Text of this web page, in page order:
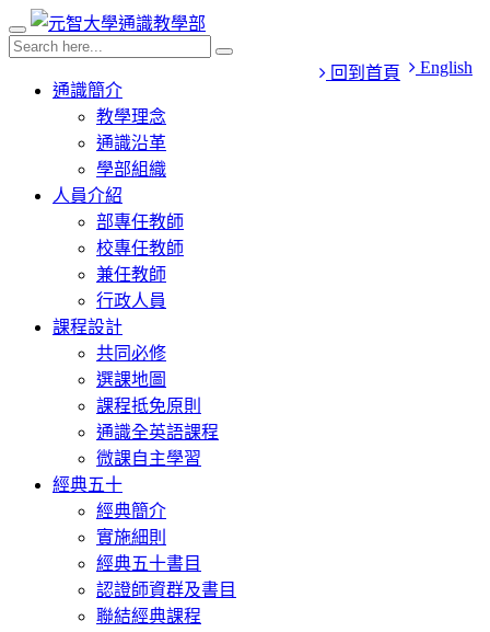
English
回到首頁
通識簡介
教學理念
通識沿革
學部組織
人員介紹
部專任教師
校專任教師
兼任教師
行政人員
課程設計
共同必修
選課地圖
課程抵免原則
通識全英語課程
微課自主學習
經典五十
經典簡介
實施細則
經典五十書目
認證師資群及書目
聯結經典課程